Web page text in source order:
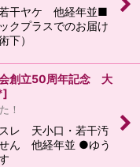
干ヤケ 他経年並■
クプラスでのお届け
下）
創立50周年記念 大
]
！
レ 天小口・若干汚
ん 他経年並 ●ゆう